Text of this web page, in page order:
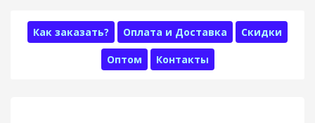
Как заказать? Оплата и Доставка Скидки
Оптом Контакты